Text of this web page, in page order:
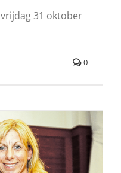
31 oktober
0